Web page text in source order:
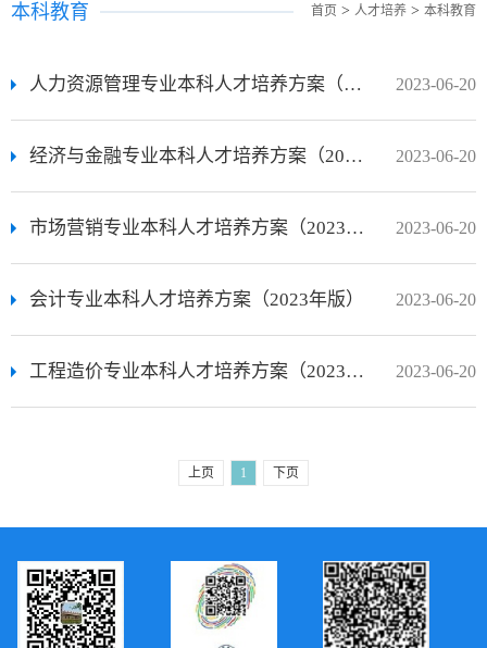
首页 > 人才培养 > 本科教育
本科教育
人力资源管理专业本科人才培养方案（2023年版） 2023-06-20
经济与金融专业本科人才培养方案（2023年版） 2023-06-20
市场营销专业本科人才培养方案（2023年版） 2023-06-20
会计专业本科人才培养方案（2023年版） 2023-06-20
工程造价专业本科人才培养方案（2023年版） 2023-06-20
上页 1 下页